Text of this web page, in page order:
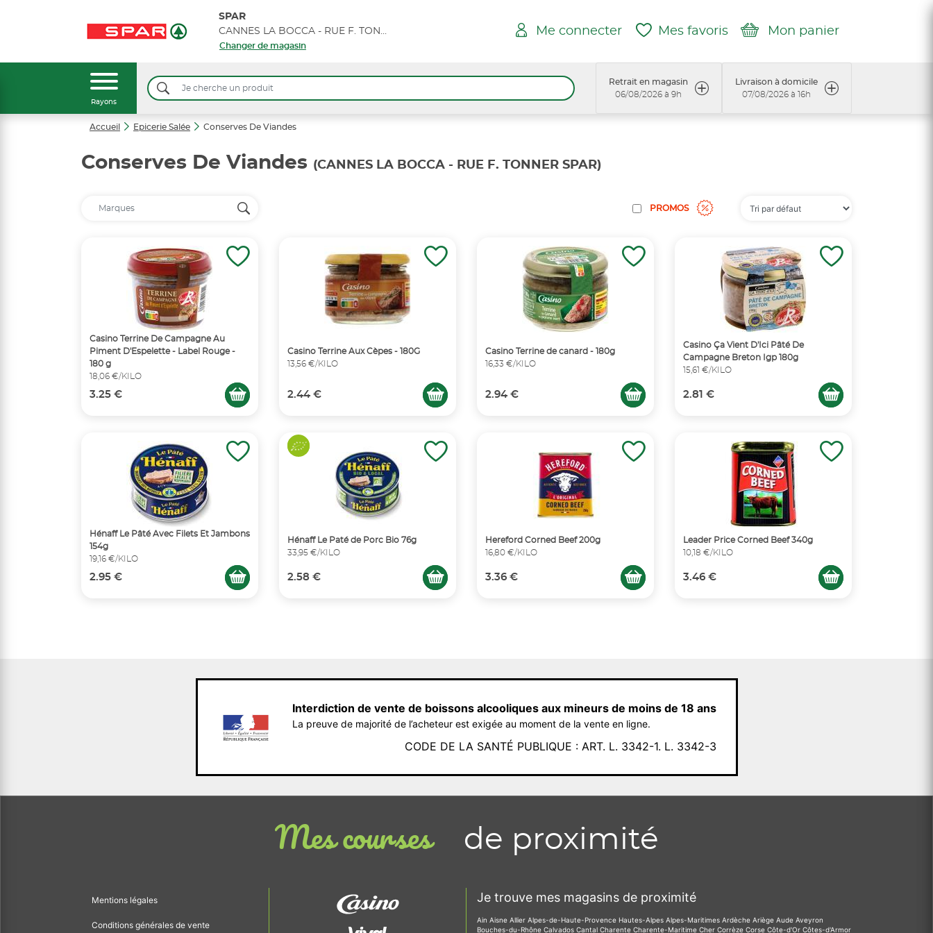
SPAR
CANNES LA BOCCA - RUE F. TONNER SPAR
Changer de magasin
Me connecter Mes favoris Mon panier
Rayons
Retrait en magasin
06/08/2026 à 9h
Livraison à domicile
07/08/2026 à 16h
Accueil Epicerie Salée Conserves De Viandes
Conserves De Viandes (CANNES LA BOCCA - RUE F. TONNER SPAR)
PROMOS
Casino Terrine De Campagne Au
Piment D'Espelette - Label Rouge -
180 g
18,06 €/KILO
3.25 €
Casino Terrine Aux Cèpes - 180G
13,56 €/KILO
2.44 €
Casino Terrine de canard - 180g
16,33 €/KILO
2.94 €
Casino Ça Vient D'Ici Pâté De
Campagne Breton Igp 180g
15,61 €/KILO
2.81 €
Hénaff Le Pâté Avec Filets Et Jambons
154g
19,16 €/KILO
2.95 €
Hénaff Le Paté de Porc Bio 76g
33,95 €/KILO
2.58 €
Hereford Corned Beef 200g
16,80 €/KILO
3.36 €
Leader Price Corned Beef 340g
10,18 €/KILO
3.46 €
Interdiction de vente de boissons alcooliques aux mineurs de moins de 18 ans
La preuve de majorité de l’acheteur est exigée au moment de la vente en ligne.
CODE DE LA SANTÉ PUBLIQUE : ART. L. 3342-1. L. 3342-3
Mes courses de proximité
Mentions légales
Conditions générales de vente
Je trouve mes magasins de proximité
Ain Aisne Allier Alpes-de-Haute-Provence Hautes-Alpes Alpes-Maritimes Ardèche Ariège Aude Aveyron
Bouches-du-Rhône Calvados Cantal Charente Charente-Maritime Cher Corrèze Corse Côte-d'Or Côtes-d'Armor